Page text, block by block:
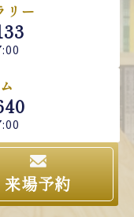
リー
来場予約